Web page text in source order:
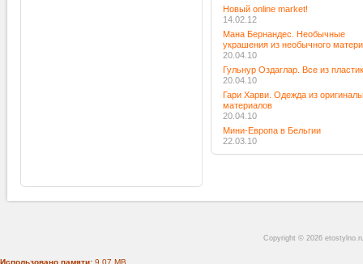
Новый online market!
14.02.12
Мана Бернандес. Необычные
украшения из необычного
20.04.10
Гульнур Оздаглар. Все из
20.04.10
Гари Харви. Одежда из
материалов
20.04.10
Мини-Европа в Бельгии
22.03.10
Copyright © 2026
Использовано памяти: 9.07 MB